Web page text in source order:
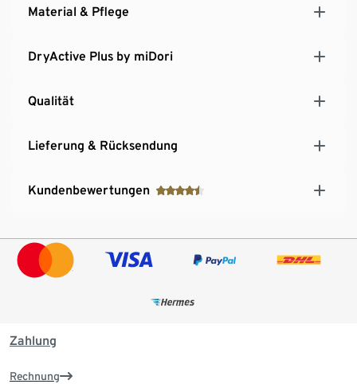
Material & Pflege
DryActive Plus by miDori
Qualität
Lieferung & Rücksendung
Kundenbewertungen
Zahlung
Rechnung